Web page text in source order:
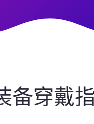
备穿戴